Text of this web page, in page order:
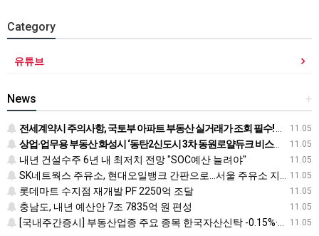
Category
유튜브
+
News
11.05
전세계약시 주의사항, 국토부 아파트 부동산 실거래가 조회 필수! 전입신고 하는법과 확정일자 받는법도
11.05
상업·업무용 부동산 화성시 ‘동탄2신도시 3차 동원로얄듀크 비스타스퀘어’ 눈길
11.05
내년 건설수주 6년 내 최저치 전망 "SOC예산 늘려야"
11.05
SK네트웍스 주유소, 현대오일뱅크 간판으로…서울 주유소 지도 어떻게 바뀌나
11.05
롯데마트 수지점 재개발 PF 2250억 조달
11.05
충남도, 내년 예산안 7조 7835억 원 편성
11.05
[국내주간증시] 부동산업종 주요 종목 한국자산신탁 -0.15%·신라섬유 -0.26%·한국토지신탁 -0.45% 순